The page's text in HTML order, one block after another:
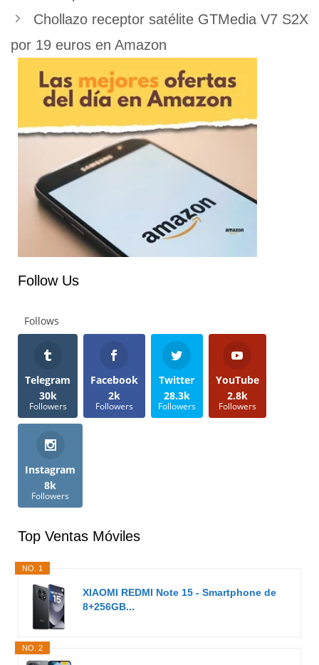
Chollazo receptor satélite GTMedia V7 S2X
por 19 euros en Amazon
Follow Us
Follows
Telegram
30k
Followers
Facebook
2k
Followers
Twitter
28.3k
Followers
YouTube
2.8k
Followers
Instagram
8k
Followers
Top Ventas Móviles
NO. 1
XIAOMI REDMI Note 15 - Smartphone de
8+256GB...
NO. 2